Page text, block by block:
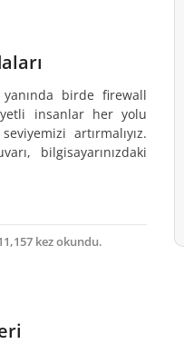
yanında birde firewall
insanlar her yolu
artırmalıyız.
bilgisayarınızdaki
kez okundu.